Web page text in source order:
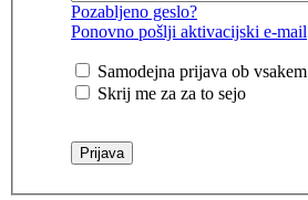
Pozabljeno geslo?
Ponovno pošlji aktivacijski e-mail
Samodejna prijava ob
Skrij me za za to sejo